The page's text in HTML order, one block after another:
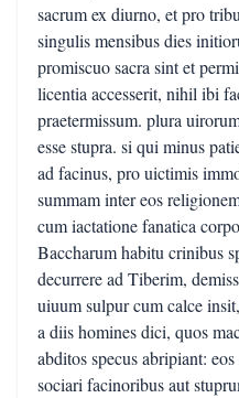
sacrum ex diurno, et pro
singulis mensibus dies
promiscuo sacra sint et
licentia accesserit, nihil ibi
praetermissum. plura
esse stupra. si qui minus
ad facinus, pro uictimis
summam inter eos
cum iactatione fanatica
Baccharum habitu crinibus
decurrere ad Tiberim,
uiuum sulpur cum calce
a diis homines dici, quos
abditos specus abripiant:
sociari facinoribus aut